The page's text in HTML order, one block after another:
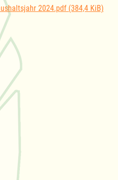
2024.pdf (384,4 KiB)